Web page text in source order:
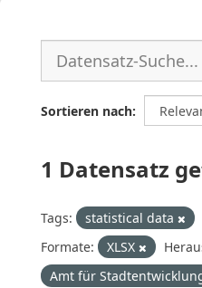
Sortieren nach
1 Datensatz
Tags: statistical data
Formate:
XLSX
Amt für